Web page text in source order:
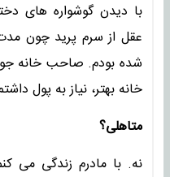
با دیدن گوشواره های
‌عقل از سرم پرید چون
شده بودم. صاحب خانه
خانه بهتر، نیاز به پول
متاهلی؟
نه. با مادرم زندگی می